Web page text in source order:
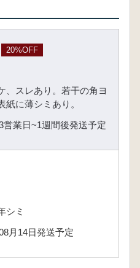
20%OFF
、スレあり。若干の角ヨ
紙に薄シミあり。
営業日~1週間後発送予定
シミ
月14日発送予定